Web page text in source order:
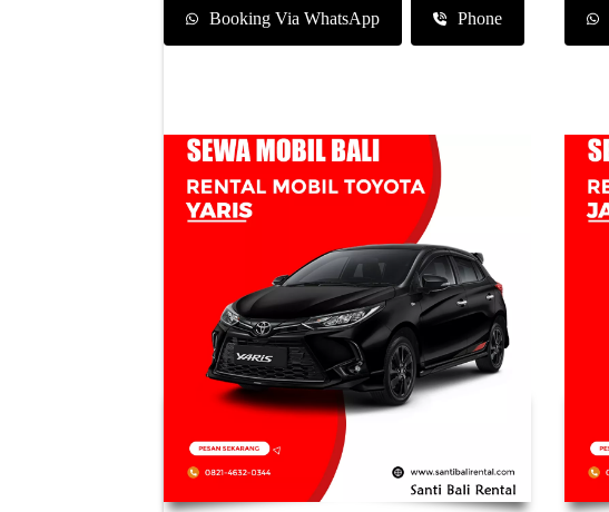
Booking Via WhatsApp Phone